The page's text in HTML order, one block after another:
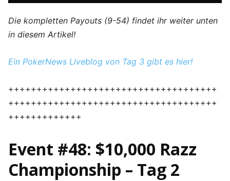
Die kompletten Payouts (9-54) findet ihr weiter unten
in diesem Artikel!
Ein PokerNews Liveblog von Tag 3 gibt es hier!
+++++++++++++++++++++++++++++++++++++
+++++++++++++++++++++++++++++++++++++
+++++++++++++
Event #48: $10,000 Razz
Championship – Tag 2